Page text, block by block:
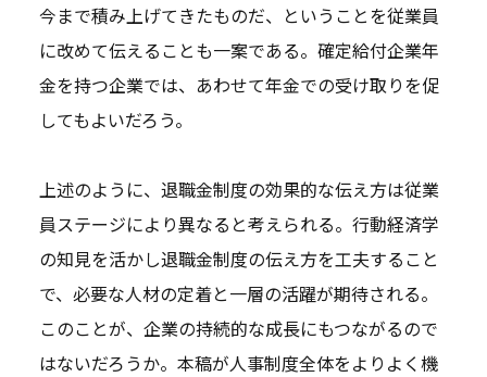
今まで積み上げてきたものだ、ということを従業員
に改めて伝えることも一案である。確定給付企業年
金を持つ企業では、あわせて年金での受け取りを促
してもよいだろう。
上述のように、退職金制度の効果的な伝え方は従業
員ステージにより異なると考えられる。行動経済学
の知見を活かし退職金制度の伝え方を工夫すること
で、必要な人材の定着と一層の活躍が期待される。
このことが、企業の持続的な成長にもつながるので
はないだろうか。本稿が人事制度全体をよりよく機